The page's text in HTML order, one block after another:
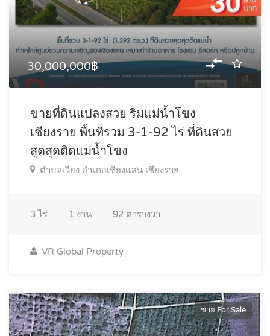
30,000,000฿
ขายที่ดินแปลงสวย ริมแม่น้ำโขง
เชียงราย พื้นที่รวม 3-1-92 ไร่ ที่ดินสวย
สุดสุดติดแม่น้ำโขง
ตำบลเวียง อำเภอเชียงแสน เชียงราย
3 ไร่ 1 งาน 92 ตารางวา
VR Global Property
ขาย For Sale